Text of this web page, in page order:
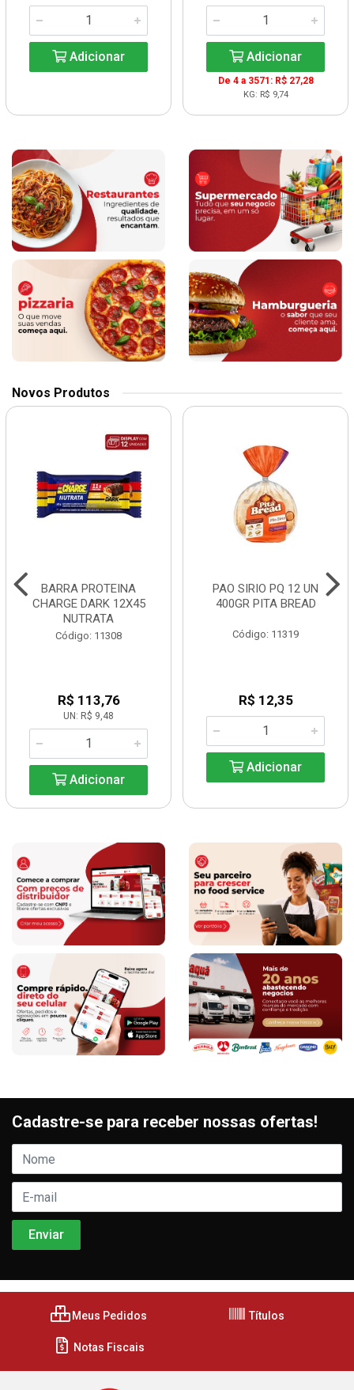
Adicionar Adicionar
De 4 a 3571: R$ 27,28
KG: R$ 9,74
Novos Produtos
BARRA PROTEINA
CHARGE DARK 12X45
NUTRATA
Código: 11308
R$ 113,76
UN: R$ 9,48
Adicionar
PAO SIRIO PQ 12 UN
400GR PITA BREAD
Código: 11319
R$ 12,35
Adicionar
Cadastre-se para receber nossas ofertas!
Meus Pedidos Títulos
Notas Fiscais